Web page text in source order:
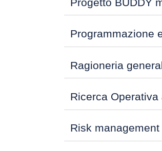
Programmazione
Ragioneria
Ricerca Operativa
Risk